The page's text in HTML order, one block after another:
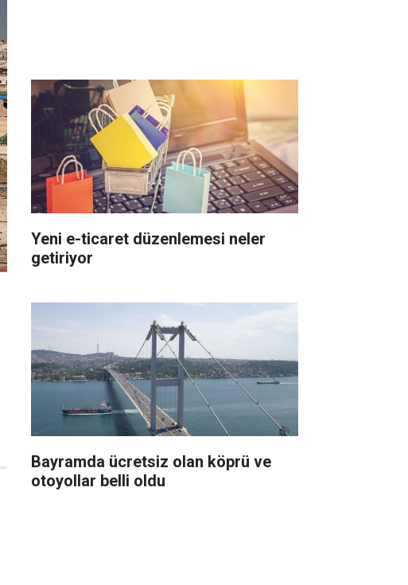
Yeni e-ticaret düzenlemesi neler
getiriyor
Bayramda ücretsiz olan köprü ve
otoyollar belli oldu